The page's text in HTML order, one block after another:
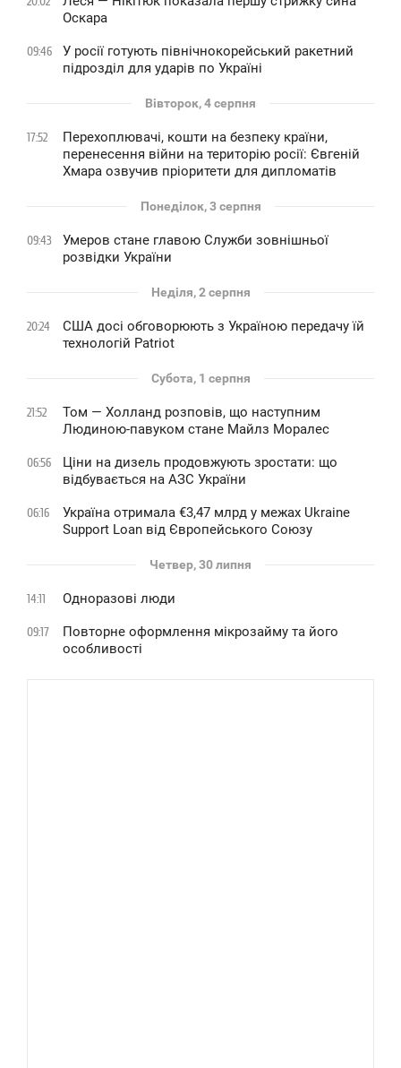
Оскара
09:46
У росії готують північнокорейський ракетний
підрозділ для ударів по Україні
Вівторок, 4 серпня
17:52
Перехоплювачі, кошти на безпеку країни,
перенесення війни на територію росії: Євгеній
Хмара озвучив пріоритети для дипломатів
Понеділок, 3 серпня
09:43
Умеров стане главою Служби зовнішньої
розвідки України
Неділя, 2 серпня
20:24
США досі обговорюють з Україною передачу їй
технологій Patriot
Субота, 1 серпня
21:52
Том — Холланд розповів, що наступним
Людиною-павуком стане Майлз Моралес
06:56
Ціни на дизель продовжують зростати: що
відбувається на АЗС України
06:16
Україна отримала €3,47 млрд у межах Ukraine
Support Loan від Європейського Союзу
Четвер, 30 липня
14:11 Одноразові люди
09:17
Повторне оформлення мікрозайму та його
особливості